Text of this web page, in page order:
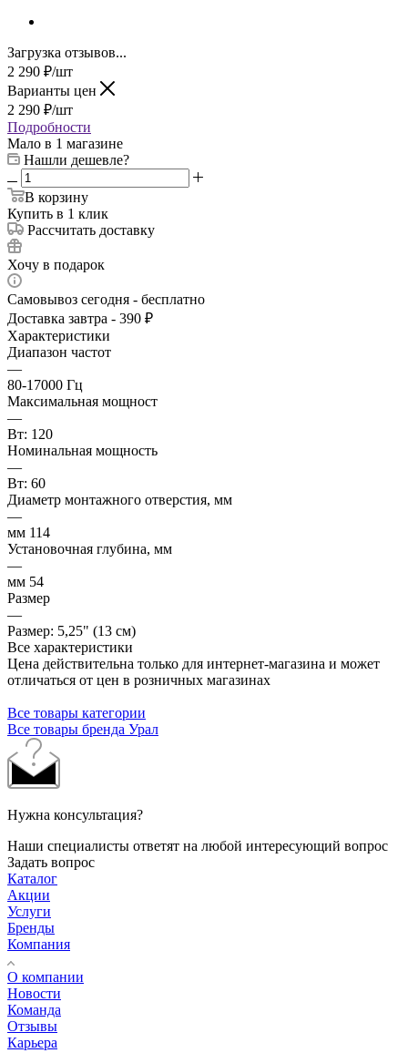
Загрузка отзывов...
2 290 ₽/шт
Варианты цен
2 290 ₽/шт
Подробности
Мало в 1 магазине
Нашли дешевле?
В корзину
Купить в 1 клик
Рассчитать доставку
Хочу в подарок
Самовывоз сегодня - бесплатно
Доставка завтра - 390 ₽
Характеристики
Диапазон частот
—
80-17000 Гц
Максимальная мощност
—
Вт: 120
Номинальная мощность
—
Вт: 60
Диаметр монтажного отверстия, мм
—
мм 114
Установочная глубина, мм
—
мм 54
Размер
—
Размер: 5,25" (13 см)
Все характеристики
Цена действительна только для интернет-магазина и может
отличаться от цен в розничных магазинах
Все товары категории
Все товары бренда Урал
Нужна консультация?
Наши специалисты ответят на любой интересующий вопрос
Задать вопрос
Каталог
Акции
Услуги
Бренды
Компания
О компании
Новости
Команда
Отзывы
Карьера